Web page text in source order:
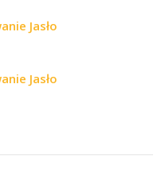
Jasło
Jasło